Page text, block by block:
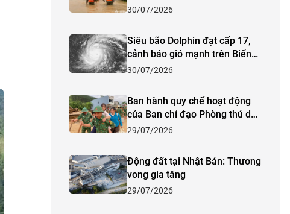
trương ứng phó
30/07/2026
Siêu bão Dolphin đạt cấp 17,
cảnh báo gió mạnh trên Biển
Đông
30/07/2026
Ban hành quy chế hoạt động
của Ban chỉ đạo Phòng thủ dân
sự quốc gia
29/07/2026
Động đất tại Nhật Bản: Thương
vong gia tăng
29/07/2026